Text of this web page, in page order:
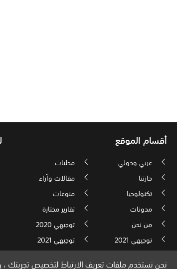
نحن نستخدم ملفات تعريف الارتباط لتخصيص تجربتك
أقسام الموقع
عربي ودولي
محليات
حارتنا
مقالات وآراء
تكنولوجيا
منوعات
مدونات
تقارير مختارة
من نحن
توجيهي 2020
توجيهي 2021
توجيهي 2021